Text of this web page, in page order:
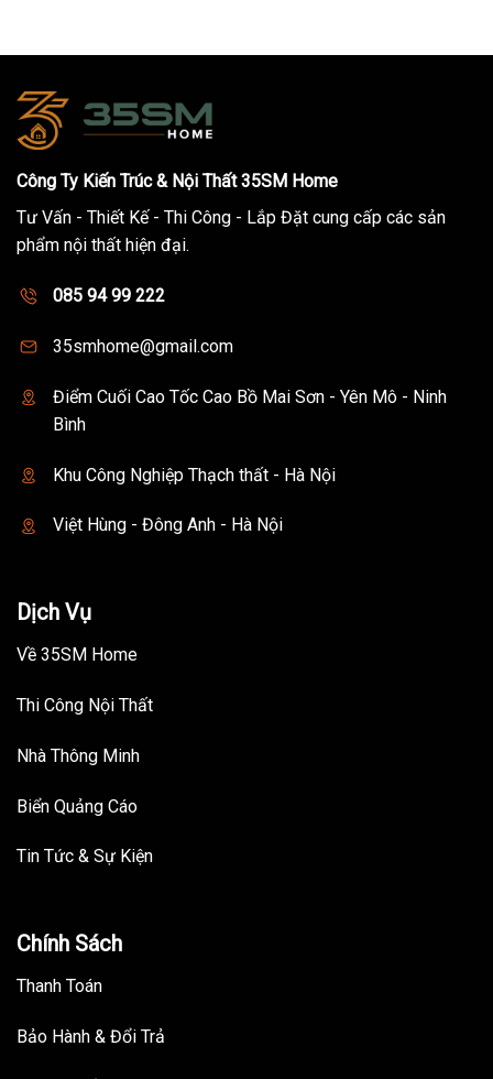
Công Ty Kiến Trúc & Nội Thất 35SM Home
Tư Vấn - Thiết Kế - Thi Công - Lắp Đặt cung cấp các sản
phẩm nội thất hiện đại.
085 94 99 222
35smhome@gmail.com
Điểm Cuối Cao Tốc Cao Bồ Mai Sơn - Yên Mô - Ninh
Bình
Khu Công Nghiệp Thạch thất - Hà Nội
Việt Hùng - Đông Anh - Hà Nội
Dịch Vụ
Về 35SM Home
Thi Công Nội Thất
Nhà Thông Minh
Biển Quảng Cáo
Tin Tức & Sự Kiện
Chính Sách
Thanh Toán
Bảo Hành & Đổi Trả